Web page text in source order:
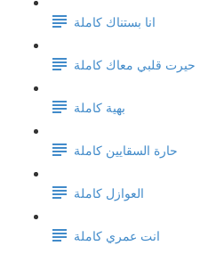
انا بستناك كاملة
حيرت قلبي معاك كاملة
بهية كاملة
حارة السقايين كاملة
العوازل كاملة
انت عمري كاملة